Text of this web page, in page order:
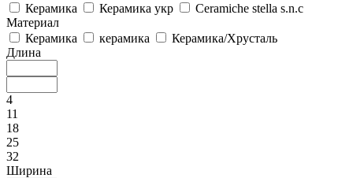
Керамика
Керамика укр
Ceramiche stella s.n.c
Материал
Керамика
керамика
Керамика/Хрусталь
Длина
4
11
18
25
32
Ширина